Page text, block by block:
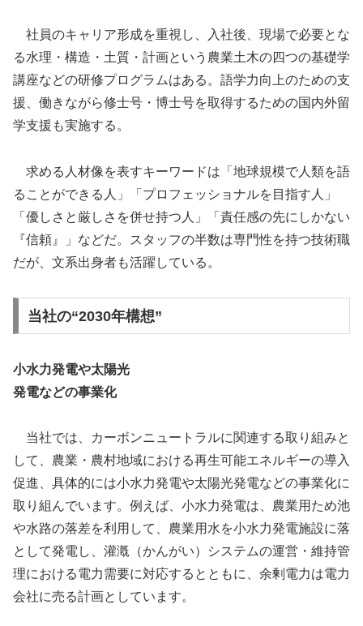
社員のキャリア形成を重視し、入社後、現場で必要とな
る水理・構造・土質・計画という農業土木の四つの基礎学
講座などの研修プログラムはある。語学力向上のための支
援、働きながら修士号・博士号を取得するための国内外留
学支援も実施する。
求める人材像を表すキーワードは「地球規模で人類を語
ることができる人」「プロフェッショナルを目指す人」
「優しさと厳しさを併せ持つ人」「責任感の先にしかない
『信頼』」などだ。スタッフの半数は専門性を持つ技術職
だが、文系出身者も活躍している。
当社の“2030年構想”
小水力発電や太陽光
発電などの事業化
当社では、カーボンニュートラルに関連する取り組みと
して、農業・農村地域における再生可能エネルギーの導入
促進、具体的には小水力発電や太陽光発電などの事業化に
取り組んでいます。例えば、小水力発電は、農業用ため池
や水路の落差を利用して、農業用水を小水力発電施設に落
として発電し、灌漑（かんがい）システムの運営・維持管
理における電力需要に対応するとともに、余剰電力は電力
会社に売る計画としています。